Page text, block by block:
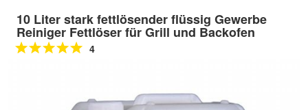
10 Liter stark fettlösender flüssig Gewerbe
Reiniger Fettlöser für Grill und Backofen
4